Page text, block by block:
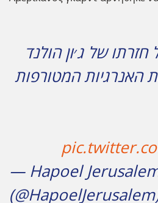
של ג׳ון הולנד
האנרגיות המטורפות
— Hapoel